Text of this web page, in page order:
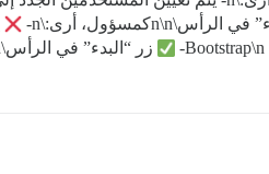
زر “البدء” في الرأس\n\nأتساءل عما أفوت هنا… هل يمكن أن تتجاوز بعض الإعدادات الأخرى وضع Bootstrap؟